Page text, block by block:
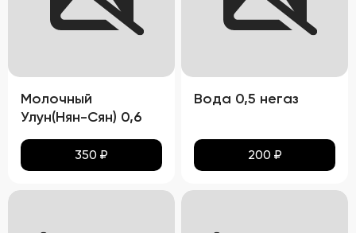
Молочный
Улун(Нян-Сян) 0,6
350 ₽
Вода 0,5 негаз
200 ₽